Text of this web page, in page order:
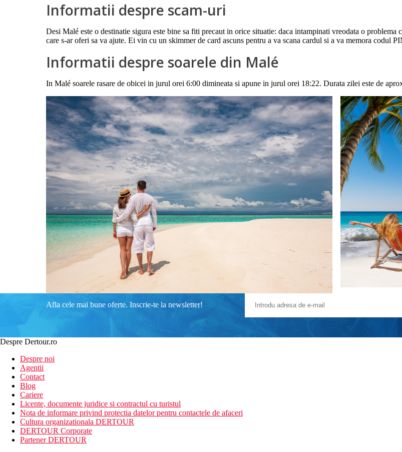
Informatii despre scam-uri
Desi Malé este o destinatie sigura este bine sa fiti precaut in orice situatie: daca intampinati vreodata o
care s-ar oferi sa va ajute. Ei vin cu un skimmer de card ascuns pentru a va scana cardul si a va memora codul
Informatii despre soarele din Malé
In Malé soarele rasare de obicei in jurul orei 6:00 dimineata si apune in jurul orei 18:22. Durata zilei este de
Afla cele mai bune oferte. Inscrie-te la newsletter!
Despre Dertour.ro
Despre noi
Agentii
Contact
Blog
Cariere
Licente, documente juridice si contractul cu turistul
Nota de informare privind protectia datelor pentru contactele de afaceri
Cultura organizationala DERTOUR
DERTOUR Corporate
Partener DERTOUR